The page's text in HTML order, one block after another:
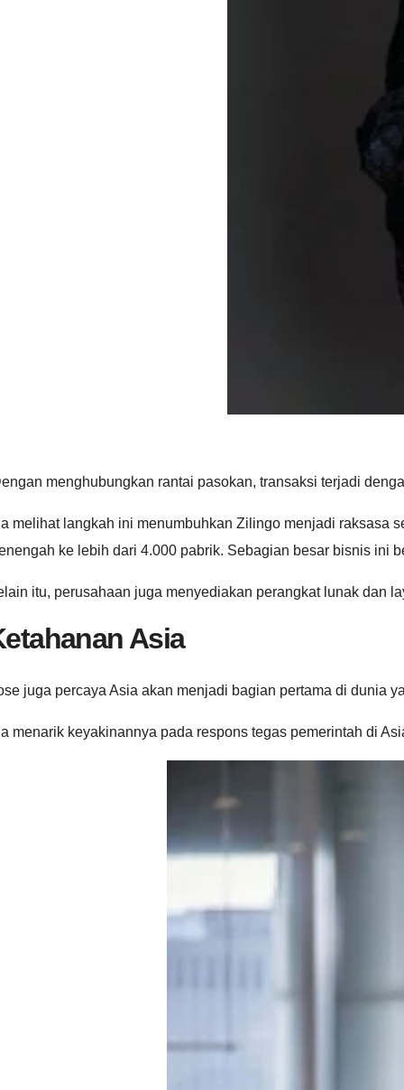
menghubungkan rantai pasokan, transaksi terjadi
melihat langkah ini menumbuhkan Zilingo menjadi raksasa
ke lebih dari 4.000 pabrik. Sebagian besar bisnis ini
itu, perusahaan juga menyediakan perangkat lunak dan
Asia
juga percaya Asia akan menjadi bagian pertama di dunia
menarik keyakinannya pada respons tegas pemerintah di